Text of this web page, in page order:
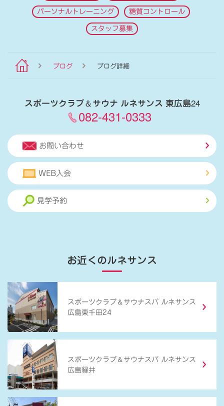
パーソナルトレーニング 糖質コントロール
スタッフ募集
ブログ ブログ詳細
スポーツクラブ＆サウナ ルネサンス 東広島24
082-431-0333
お問い合わせ
WEB入会
見学予約
お近くのルネサンス
スポーツクラブ ＆ サウナスパ ルネサンス
広島東千田24
スポーツクラブ ＆ サウナスパ ルネサンス
広島緑井